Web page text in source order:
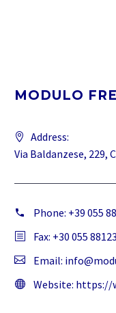
MODULO
Address:
Via Baldanzese, 229,
Phone: +39 055
Fax: +30 055
Email:
Website: https://